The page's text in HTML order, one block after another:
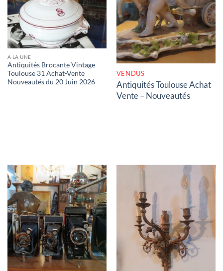
A LA UNE
Antiquités Brocante Vintage
Toulouse 31 Achat-Vente
Nouveautés du 20 Juin 2026
RUPTURE DE STOCK
VENDUS
Antiquités Toulouse Achat
Vente – Nouveautés
RUPTURE DE STOCK RUPTURE DE STOCK